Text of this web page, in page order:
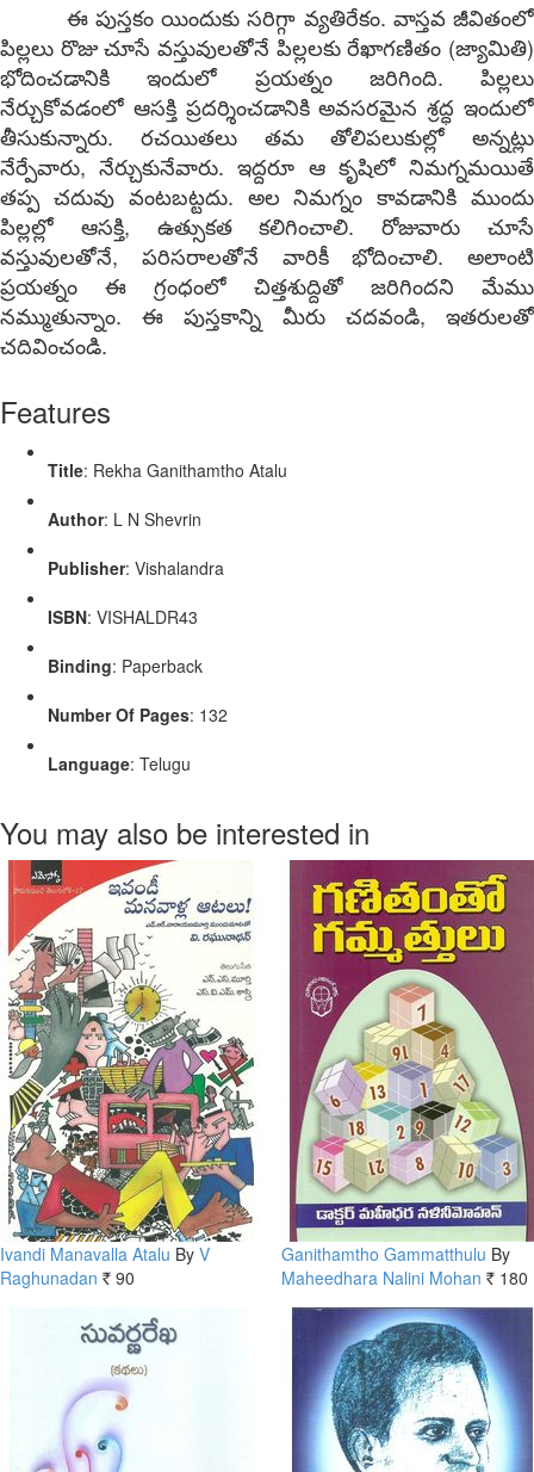
ఈ పుస్తకం యిందుకు సరిగ్గా వ్యతిరేకం. వాస్తవ జీవితంలో
పిల్లలు రొజు చూసే వస్తువులతోనే పిల్లలకు రేఖాగణితం (జ్యామితి)
భోదించడానికి ఇందులో ప్రయత్నం జరిగింది. పిల్లలు
నేర్చుకోవడంలో ఆసక్తి ప్రదర్శించడానికి అవసరమైన శ్రద్ధ ఇందులో
తీసుకున్నారు. రచయితలు తమ తోలిపలుకుల్లో అన్నట్లు
నేర్పేవారు, నేర్చుకునేవారు. ఇద్దరూ ఆ కృషిలో నిమగ్నమయితే
తప్ప చదువు వంటబట్టదు. అల నిమగ్నం కావడానికి ముందు
పిల్లల్లో ఆసక్తి, ఉత్సుకత కలిగించాలి. రోజువారు చూసే
వస్తువులతోనే, పరిసరాలతోనే వారికీ భోదించాలి. అలాంటి
ప్రయత్నం ఈ గ్రంధంలో చిత్తశుద్దితో జరిగిందని మేము
నమ్ముతున్నాం. ఈ పుస్తకాన్ని మీరు చదవండి, ఇతరులతో
చదివించండి.
Features
Title: Rekha Ganithamtho Atalu
Author: L N Shevrin
Publisher: Vishalandra
ISBN: VISHALDR43
Binding: Paperback
Number Of Pages: 132
Language: Telugu
You may also be interested in
Ivandi Manavalla Atalu By V
Raghunadan
Rs. 90
Ganithamtho Gammatthulu By
Maheedhara Nalini Mohan
Rs. 180